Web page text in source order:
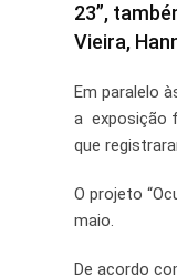
23”,
Vieira,
Em paralelo
a exposição
que
O projeto
maio.
De acordo